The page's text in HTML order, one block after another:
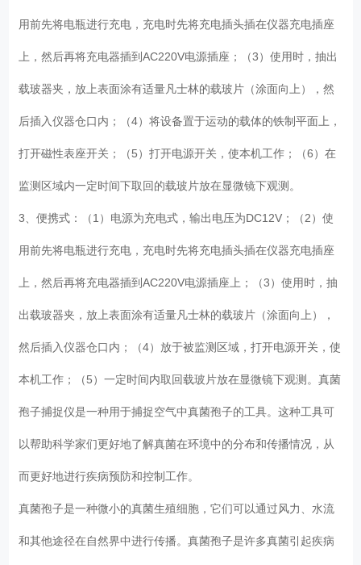
用前先将电瓶进行充电，充电时先将充电插头插在仪器充电插座
上，然后再将充电器插到AC220V电源插座；（3）使用时，抽出
载玻器夹，放上表面涂有适量凡士林的载玻片（涂面向上），然
后插入仪器仓口内；（4）将设备置于运动的载体的铁制平面上，
打开磁性表座开关；（5）打开电源开关，使本机工作；（6）在
监测区域内一定时间下取回的载玻片放在显微镜下观测。
3、便携式：（1）电源为充电式，输出电压为DC12V；（2）使
用前先将电瓶进行充电，充电时先将充电插头插在仪器充电插座
上，然后再将充电器插到AC220V电源插座上；（3）使用时，抽
出载玻器夹，放上表面涂有适量凡士林的载玻片（涂面向上），
然后插入仪器仓口内；（4）放于被监测区域，打开电源开关，使
本机工作；（5）一定时间内取回载玻片放在显微镜下观测。真菌
孢子捕捉仪是一种用于捕捉空气中真菌孢子的工具。这种工具可
以帮助科学家们更好地了解真菌在环境中的分布和传播情况，从
而更好地进行疾病预防和控制工作。
真菌孢子是一种微小的真菌生殖细胞，它们可以通过风力、水流
和其他途径在自然界中进行传播。真菌孢子是许多真菌引起疾病